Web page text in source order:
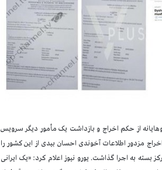
از حکم اخراج و بازداشت یک مأمور دیگر سرویس
۲۰۲۰ (۲۶ مهر ۱۳۹۹) حکم رسمی اخراج مزدور اطلاعات آخوندی احسان بیدی از این کشور را
بسته به اجرا گذاشت. یورو نیوز اعلام کرد: «یک ایرانی